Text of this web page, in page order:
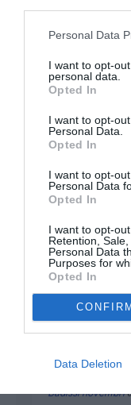
Personal Data
I want to opt-
personal data.
Opted In
I want to opt-
Personal Data.
Opted In
I want to opt-
Personal Data
Opted In
I want to opt-
Retention,
Personal Data
Purposes for
Opted In
CONFIRM
Data Deletion
Soutenez
Mathématiquesa
19 h 23 sans
Airlines relie
Badissi novembri